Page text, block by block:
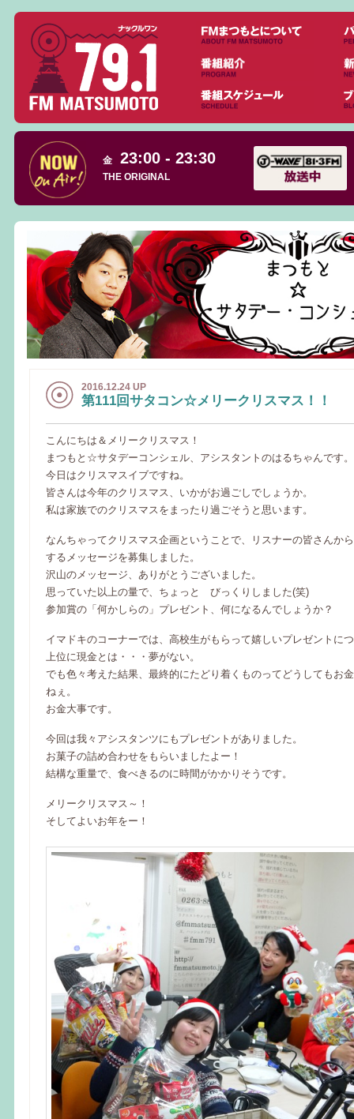
金 23:00 - 23:30
THE ORIGINAL
2016.12.24 UP
第111回サタコン☆メリークリスマス！！
こんにちは＆メリークリスマス！
まつもと☆サタデーコンシェル、アシスタントのはるちゃんです。
今日はクリスマスイブですね。
皆さんは今年のクリスマス、いかがお過ごしでしょうか。
私は家族でのクリスマスをまったり過ごそうと思います。
なんちゃってクリスマス企画ということで、リスナーの皆さんか
するメッセージを募集しました。
沢山のメッセージ、ありがとうございました。
思っていた以上の量で、ちょっと びっくりしました(笑)
参加賞の「何かしらの」プレゼント、何になるんでしょうか？
イマドキのコーナーでは、高校生がもらって嬉しいプレゼントに
上位に現金とは・・・夢がない。
でも色々考えた結果、最終的にたどり着くものってどうしてもお
ねぇ。
お金大事です。
今回は我々アシスタンツにもプレゼントがありました。
お菓子の詰め合わせをもらいましたよー！
結構な重量で、食べきるのに時間がかかりそうです。
メリークリスマス～！
そしてよいお年をー！